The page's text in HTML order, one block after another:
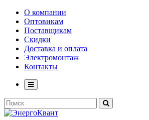
О компании
Оптовикам
Поставщикам
Скидки
Доставка и оплата
Электромонтаж
Контакты